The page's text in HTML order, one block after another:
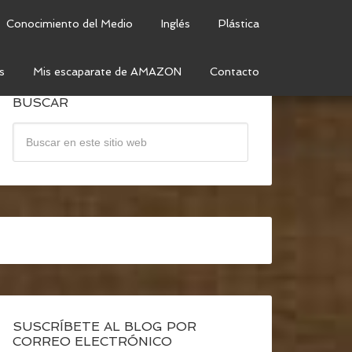
Conocimiento del Medio Inglés Plástica
Mis escaparate de AMAZON Contacto
BUSCAR
SUSCRÍBETE AL BLOG POR
CORREO ELECTRÓNICO